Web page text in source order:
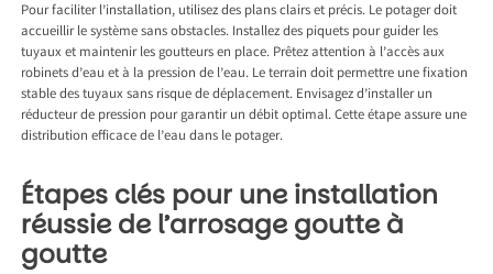
Pour faciliter l’installation, utilisez des plans clairs et précis. Le potager doit
accueillir le système sans obstacles. Installez des piquets pour guider les
tuyaux et maintenir les goutteurs en place. Prêtez attention à l’accès aux
robinets d’eau et à la pression de l’eau. Le terrain doit permettre une fixation
stable des tuyaux sans risque de déplacement. Envisagez d’installer un
réducteur de pression pour garantir un débit optimal. Cette étape assure une
distribution efficace de l’eau dans le potager.
Étapes clés pour une installation
réussie de l’arrosage goutte à
goutte